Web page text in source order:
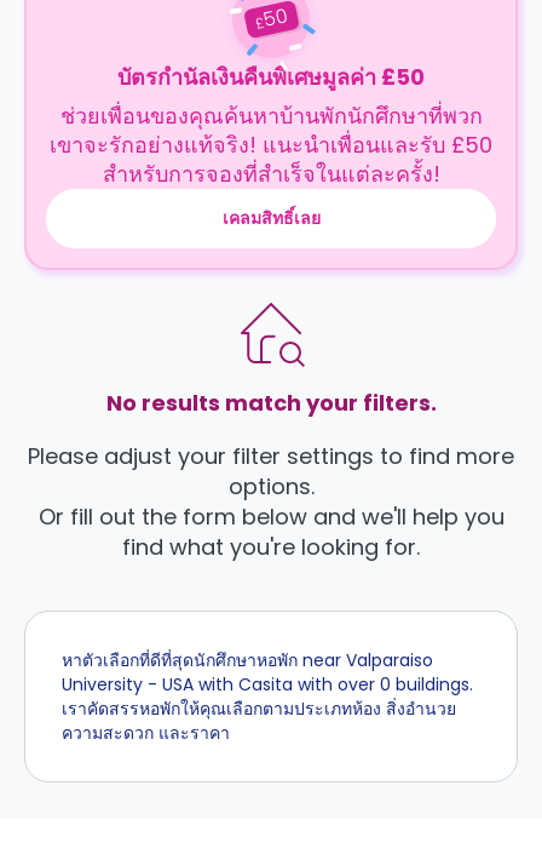
£50
บัตรกำนัลเงินคืนพิเศษมูลค่า £50
ช่วยเพื่อนของคุณค้นหาบ้านพักนักศึกษาที่พวก
เขาจะรักอย่างแท้จริง! แนะนำเพื่อนและรับ £50
สำหรับการจองที่สำเร็จในแต่ละครั้ง!
เคลมสิทธิ์เลย
No results match your filters.
Please adjust your filter settings to find more
options.
Or fill out the form below and we'll help you
find what you're looking for.
หาตัวเลือกที่ดีที่สุดนักศึกษาหอพัก near Valparaiso
University - USA with Casita with over 0 buildings.
เราคัดสรรหอพักให้คุณเลือกตามประเภทห้อง สิ่งอำนวย
ความสะดวก และราคา